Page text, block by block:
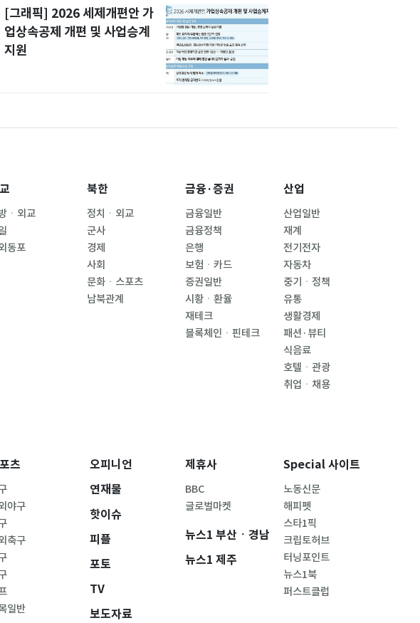
[그래픽] 2026 세제개편안 가
업상속공제 개편 및 사업승계
지원
ㆍ외교
동포
북한
정치ㆍ외교
군사
경제
사회
문화ㆍ스포츠
남북관계
금융·증권
금융일반
금융정책
은행
보험ㆍ카드
증권일반
시황ㆍ환율
재테크
블록체인ㆍ핀테크
산업
산업일반
재계
전기전자
자동차
중기ㆍ정책
유통
생활경제
패션·뷰티
식음료
호텔ㆍ관광
취업ㆍ채용
츠
야구
축구
일반
오피니언
연재물
핫이슈
피플
포토
TV
보도자료
제휴사
BBC
글로벌마켓
뉴스1 부산ㆍ경남
뉴스1 제주
Special 사이트
노동신문
해피펫
스타1픽
크립토허브
터닝포인트
뉴스1북
퍼스트클럽